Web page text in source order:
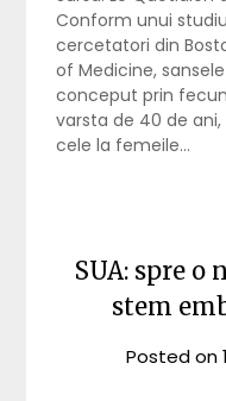
Conform unui
cercetatori din
of Medicine,
conceput prin
varsta de 40 de
cele la femeile…
SUA: spre o
stem
Posted on